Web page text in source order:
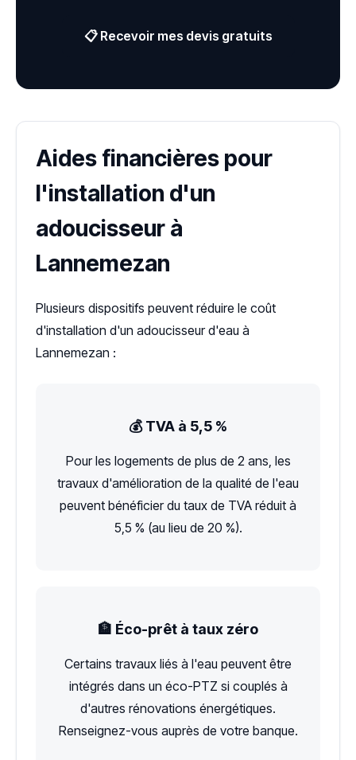
📋 Recevoir mes devis gratuits
Aides financières pour
l'installation d'un
adoucisseur à
Lannemezan
Plusieurs dispositifs peuvent réduire le coût
d'installation d'un adoucisseur d'eau à
Lannemezan :
💰 TVA à 5,5 %
Pour les logements de plus de 2 ans, les
travaux d'amélioration de la qualité de l'eau
peuvent bénéficier du taux de TVA réduit à
5,5 % (au lieu de 20 %).
🏦 Éco-prêt à taux zéro
Certains travaux liés à l'eau peuvent être
intégrés dans un éco-PTZ si couplés à
d'autres rénovations énergétiques.
Renseignez-vous auprès de votre banque.